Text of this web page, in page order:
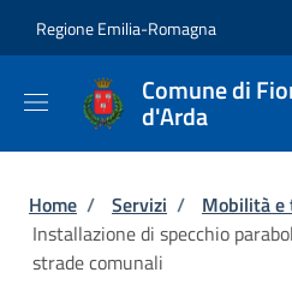
Regione Emilia-Romagna
Comune di
d'Arda
Briciole di pane
Home / Servizi / Mobilità
Installazione di specchio
strade comunali